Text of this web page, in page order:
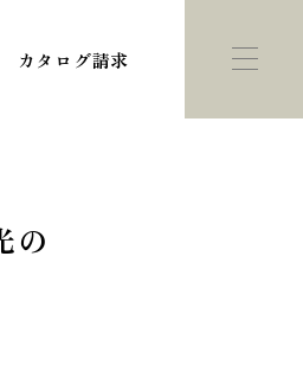
カタログ請求
の